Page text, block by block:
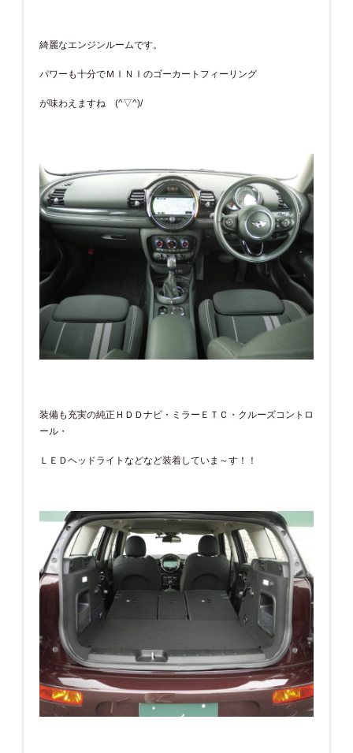
綺麗なエンジンルームです。
パワーも十分でＭＩＮＩのゴーカートフィーリング
が味わえますね (^▽^)/
装備も充実の純正ＨＤＤナビ・ミラーＥＴＣ・クルーズコントロ
ール・
ＬＥＤヘッドライトなどなど装着していま～す！！